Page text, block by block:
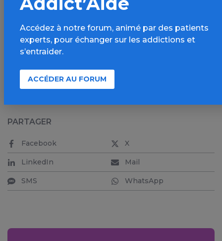
interviewing-for-psychosis-plus-sud/
ParBenjamin Rolland
PARTAGER
Facebook X
LinkedIn Mail
SMS WhatsApp
Accédez à notre forum, animé par des patients
experts, pour échanger sur les addictions et
s’entraider.
ACCÉDER AU FORUM